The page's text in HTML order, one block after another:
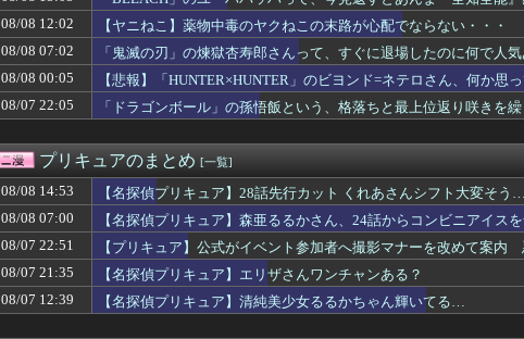
【画像】アムロ大尉、シャアに対してど正論をかましてしまうｗｗｗｗｗｗｗｗ
【ラブライブ！】逢田さんの奇行奇言で打線組んだ【Aqours】
【凄い】『刃牙』の作者が描いた、『ワンピース』のカイドウが凄すぎるｗｗｗ
【宇崎ちゃんは遊びたい！】BiCute Bunnies Figure「宇崎花」...
【悲報】なろう「実は有能だけど理解してないパーティから追放されました」←
【動画】マーベルの新作格ゲー、歴代格ゲーのパロディが多すぎて話題に
【怒報】ふたなりの何が良いんだよ
【画像】声優の澤田姫さん、自分の武器を見せつけてしまうｗｗｗｗ
【画像】昔のエルフ、現代でもシコれそう
【仮面ライダー】変身者の人生を選べるなら誰がいい？
【画像】悪いプリキュア「2万でどう？」
【ポケモン】ナンジャモってめちゃくちゃヱロくて可愛いよな
【ラブライブ！】【祝】優木せつ菜ちゃん、誕生日【虹ヶ咲】
【動画】アニメ『ワンダンス』のダンスがネタにされる→作者が手描きアニメー
メイドインアビス作者「ちいかわの映画を見てきたよ」
08/08 12:02
【ヤニねこ】薬物中毒のヤクねこの末路が心配でならない・・・
08/08 07:02
「鬼滅の刃」の煉獄杏寿郎さんって、すぐに退場したのに何で人
08/08 00:05
【悲報】「HUNTER×HUNTER」のビヨンド=ネテロさん、何か思
08/07 22:05
「ドラゴンボール」の孫悟飯という、格落ちと最上位返り咲きを
プリキュアのまとめ [一覧]
08/08 14:53
【名探偵プリキュア】28話先行カット くれあさんシフト大変そう
08/08 07:00
【名探偵プリキュア】森亜るるかさん、24話からコンビニアイス
08/07 22:51
【プリキュア】公式がイベント参加者へ撮影マナーを改めて案
08/07 21:35
【名探偵プリキュア】エリザさんワンチャンある？
08/07 12:39
【名探偵プリキュア】清純美少女るるかちゃん輝いてる…